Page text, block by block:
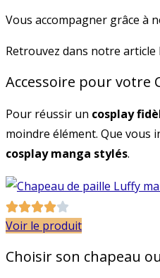
Vous accompagner grâce à
Retrouvez dans notre article
Accessoire pour votre
Pour réussir un cosplay
moindre élément. Que vous
cosplay manga stylés.
Voir le produit
Choisir son chapeau